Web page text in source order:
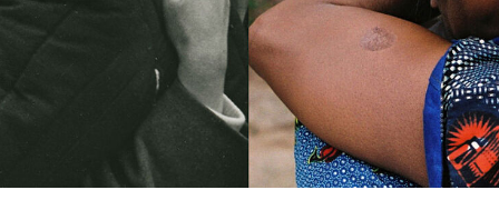
Integrationsagentur
Kleiderlädchen
Kleidercontainer
Bildungszentrum
am Kind.
am Kind.